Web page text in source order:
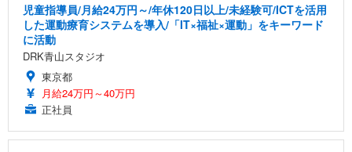
児童指導員/月給24万円～/年休120日以上/未経験可/ICTを活用
した運動療育システムを導入/「IT×福祉×運動」をキーワード
に活動
DRK青山スタジオ
東京都
月給24万円～40万円
正社員